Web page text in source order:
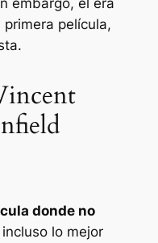
película,
donde no
lo mejor